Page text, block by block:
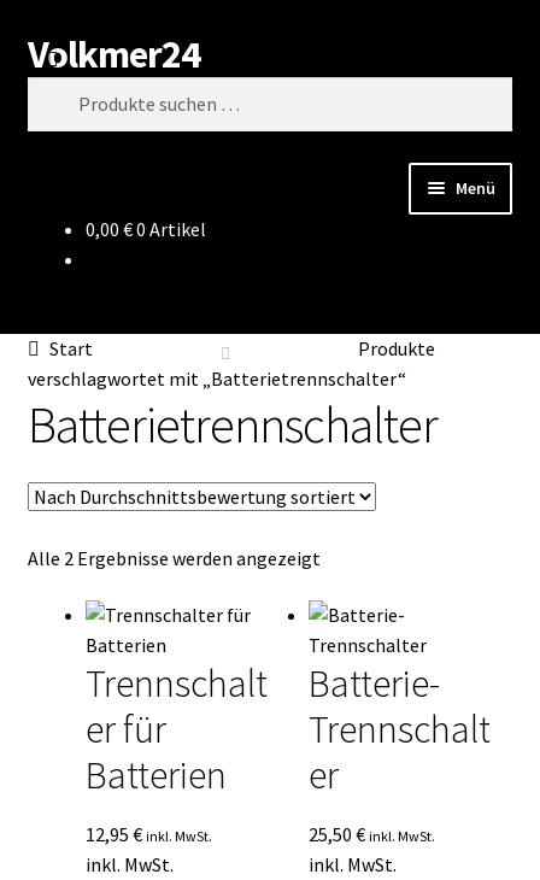
Zur
Navigation
springen
Zum
Inhalt
springen
Volkmer24
Suchen
Menü
Impressum
Datenschutz
Impressum
Kasse
Mein Konto
Mein Konto
0,00 €0 Artikel
Start
Produkte
verschlagwortet mit „Batterietrennschalter“
Batterietrennschalter
Alle 2 Ergebnisse werden angezeigtNach
sortiert
Trennschalt
er für
Batterien
12,95 € inkl. MwSt.
inkl. MwSt.
Batterie-
Trennschalt
er
25,50€ inkl. MwSt.
inkl. MwSt.